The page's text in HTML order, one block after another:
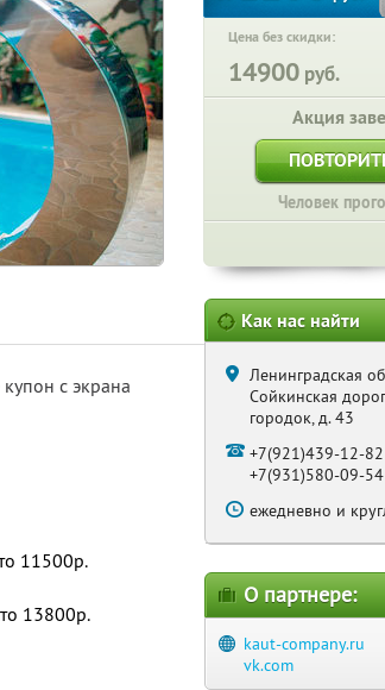
Цена без скидки:
14900 руб.
Акция
Человек
с экрана
11500р.
13800р.
Как нас найти
Ленинградская
Сойкинская
городок, д. 43
+7(921)439-12-
+7(931)580-09-54
ежедневно и
О партнере:
kaut-company.ru
vk.com